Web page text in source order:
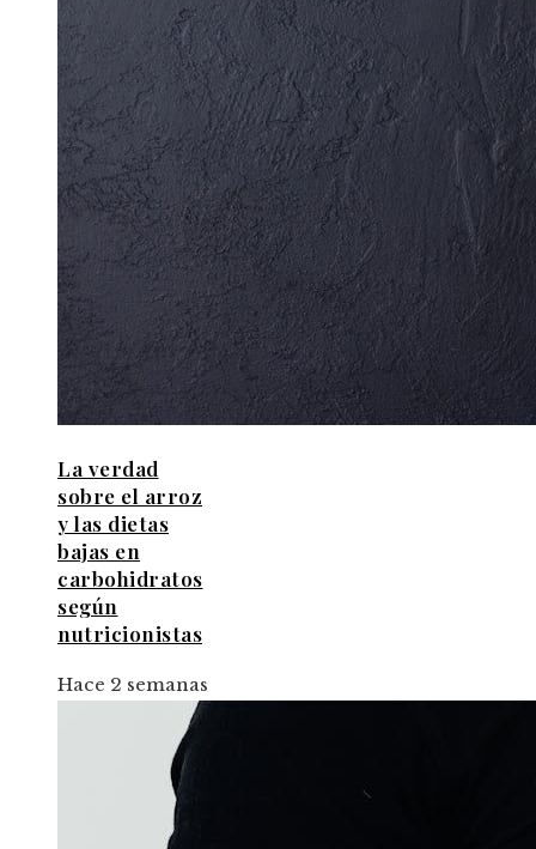
La verdad
sobre el arroz
y las dietas
bajas en
carbohidratos
según
nutricionistas
Hace 2 semanas